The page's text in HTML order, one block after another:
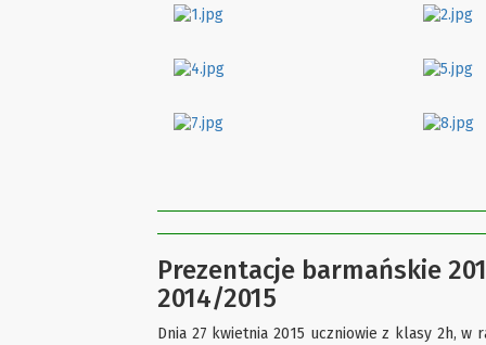
Prezentacje barmańskie
2014/2015
Dnia 27 kwietnia 2015 uczniowie z klasy 2h,